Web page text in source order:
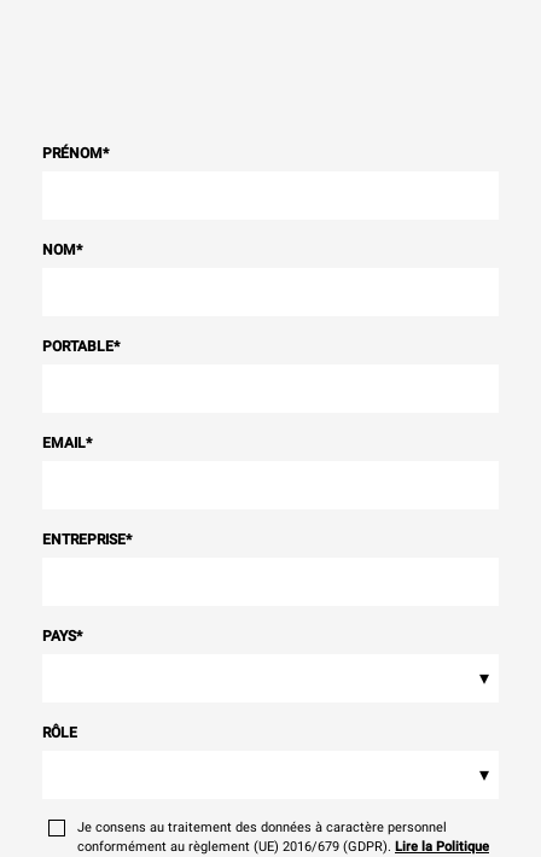
PRÉNOM*
NOM*
PORTABLE*
EMAIL*
ENTREPRISE*
PAYS*
▾
RÔLE
▾
Je consens au traitement des données à caractère personnel
conformément au règlement (UE) 2016/679 (GDPR). Lire la Politique